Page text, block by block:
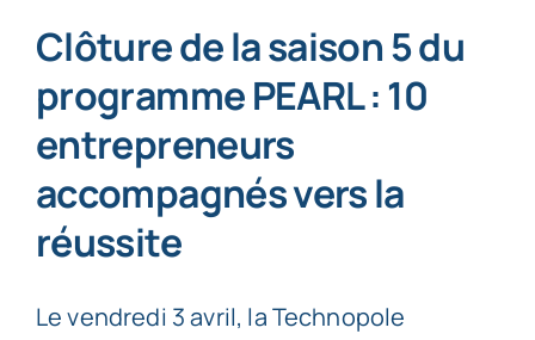
Clôture de la saison 5 du
programme PEARL : 10
entrepreneurs
accompagnés vers la
réussite
Le vendredi 3 avril, la Technopole